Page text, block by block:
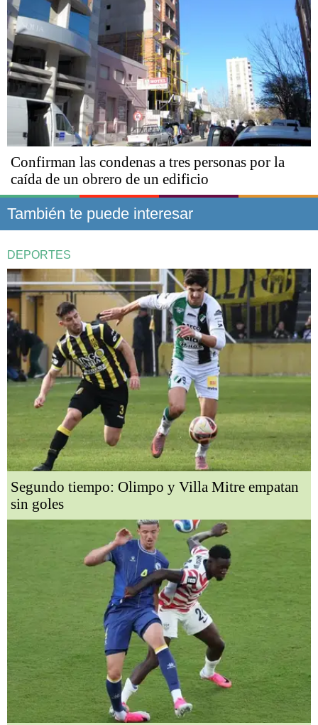
Confirman las condenas a tres personas por la
caída de un obrero de un edificio
También te puede interesar
DEPORTES
Segundo tiempo: Olimpo y Villa Mitre empatan
sin goles